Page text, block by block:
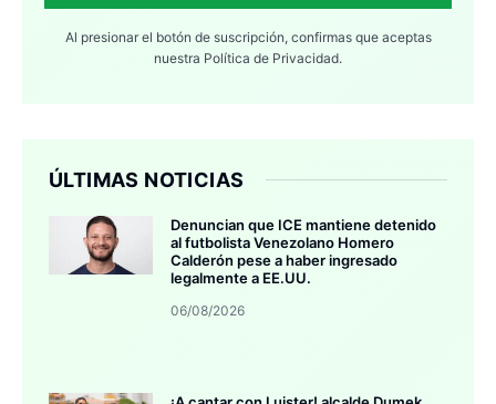
Al presionar el botón de suscripción, confirmas que aceptas
nuestra Política de Privacidad.
ÚLTIMAS NOTICIAS
Denuncian que ICE mantiene detenido
al futbolista Venezolano Homero
Calderón pese a haber ingresado
legalmente a EE.UU.
06/08/2026